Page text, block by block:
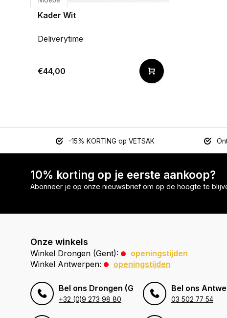
Kader Wit
Deliverytime
€44,00
-15% KORTING op VETSAK
10% korting op je eerste aankoop?
Abonneer je op onze nieuwsbrief om op de hoogte te
Onze winkels
Winkel Drongen (Gent):
openingstijden
Winkel Antwerpen:
openingstijden
Bel ons Drongen (Gent)
+32 (0)9 273 98 80
Bel ons
03 502 77 54